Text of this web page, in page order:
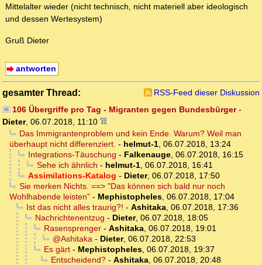
Mittelalter wieder (nicht technisch, nicht materiell aber ideologisch
und dessen Wertesystem)
Gruß Dieter
antworten
gesamter Thread:
RSS-Feed dieser Diskussion
106 Übergriffe pro Tag - Migranten gegen Bundesbürger-
Dieter, 06.07.2018, 11:10
Das Immigrantenproblem und kein Ende. Warum? Weil man
überhaupt nicht differenziert. - helmut-1, 06.07.2018, 13:24
Integrations-Täuschung - Falkenauge, 06.07.2018, 16:15
Sehe ich ähnlich - helmut-1, 06.07.2018, 16:41
Assimilations-Katalog - Dieter, 06.07.2018, 17:50
Sie merken Nichts. ==> "Das können sich bald nur noch
Wohlhabende leisten" - Mephistopheles, 06.07.2018, 17:04
Ist das nicht alles traurig?! - Ashitaka, 06.07.2018, 17:36
Nachrichtenentzug - Dieter, 06.07.2018, 18:05
Rasensprenger- Ashitaka, 06.07.2018, 19:01
@Ashitaka- Dieter, 06.07.2018, 22:53
Es gärt- Mephistopheles, 06.07.2018, 19:37
Entscheidend?- Ashitaka, 06.07.2018, 20:48